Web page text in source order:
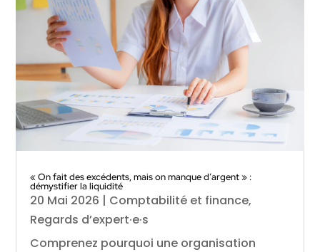
« On fait des excédents, mais on manque d’argent » :
démystifier la liquidité
20 Mai 2026 | Comptabilité et finance,
Regards d’expert·e·s
Comprenez pourquoi une organisation